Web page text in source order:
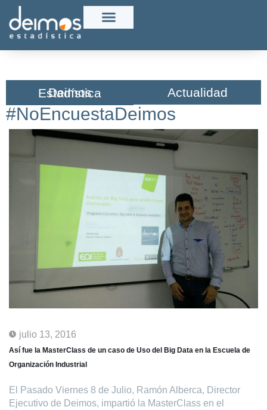
Deimos Estadística​ Actualidad
#NoEncuestaDeimos
julio 13, 2016
Así fue la MasterClass de un caso de Uso del Big Data en la Escuela de
Organización Industrial
El Pasado Viernes 8 de Julio, Ramón Alberca, Director
Ejecutivo de Deimos, impartió la MasterClass en el